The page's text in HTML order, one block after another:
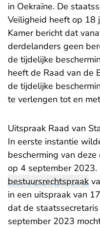
in Oekraïne. De
Veiligheid heeft op 18
Kamer bericht dat
derdelanders geen
de tijdelijke
heeft de Raad van de
de tijdelijke
te verlengen tot en
Uitspraak Raad van
In eerste instantie
bescherming van
op 4 september
bestuursrechtspraak
in een uitspraak van
dat de
september 2023